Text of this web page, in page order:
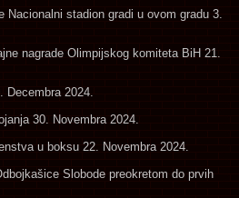
Nacionalni stadion gradi u ovom gradu 3.
nagrade Olimpijskog komiteta BiH 21.
Decembra 2024.
30. Novembra 2024.
u boksu 22. Novembra 2024.
Slobode preokretom do prvih